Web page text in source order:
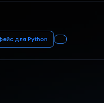
для Python